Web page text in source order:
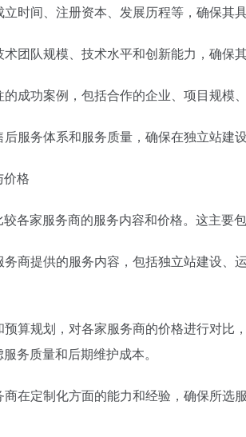
时间、注册资本、发展历程等，确保其
团队规模、技术水平和创新能力，确保
成功案例，包括合作的企业、项目规模
服务体系和服务质量，确保在独立站建
格
各家服务商的服务内容和价格。这主要
商提供的服务内容，包括独立站建设、
算规划，对各家服务商的价格进行对比
务质量和后期维护成本。
在定制化方面的能力和经验，确保所选